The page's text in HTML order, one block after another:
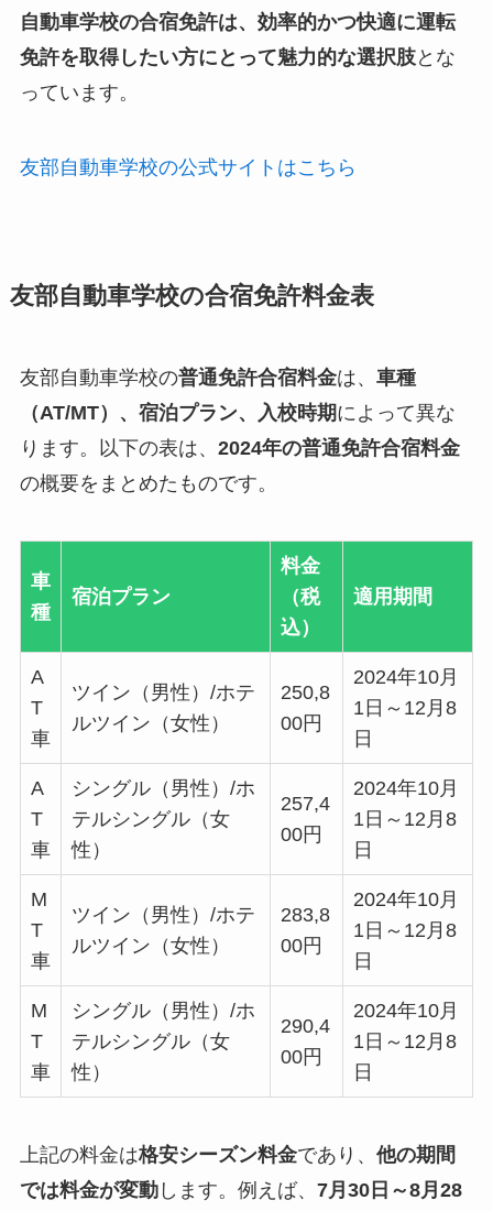
自動車学校の合宿免許は、効率的かつ快適に運転
免許を取得したい方にとって魅力的な選択肢とな
っています。
友部自動車学校の公式サイトはこちら
友部自動車学校の合宿免許料金表
友部自動車学校の普通免許合宿料金は、 車種
（AT/MT）、宿泊プラン、入校時期によって異な
ります。以下の表は、 2024年の普通免許合宿料金
の概要をまとめたものです。
車
種
宿泊プラン
料金
（税
込）
適用期間
A
T
車
ツイン（男性）/ホテ
ルツイン（女性）
250,8
00円
2024年10月
1日～12月8
日
A
T
車
シングル（男性）/ホ
テルシングル（女
性）
257,4
00円
2024年10月
1日～12月8
日
M
T
車
ツイン（男性）/ホテ
ルツイン（女性）
283,8
00円
2024年10月
1日～12月8
日
M
T
車
シングル（男性）/ホ
テルシングル（女
性）
290,4
00円
2024年10月
1日～12月8
日
上記の料金は格安シーズン料金であり、 他の期間
では料金が変動します。例えば、 7月30日～8月28